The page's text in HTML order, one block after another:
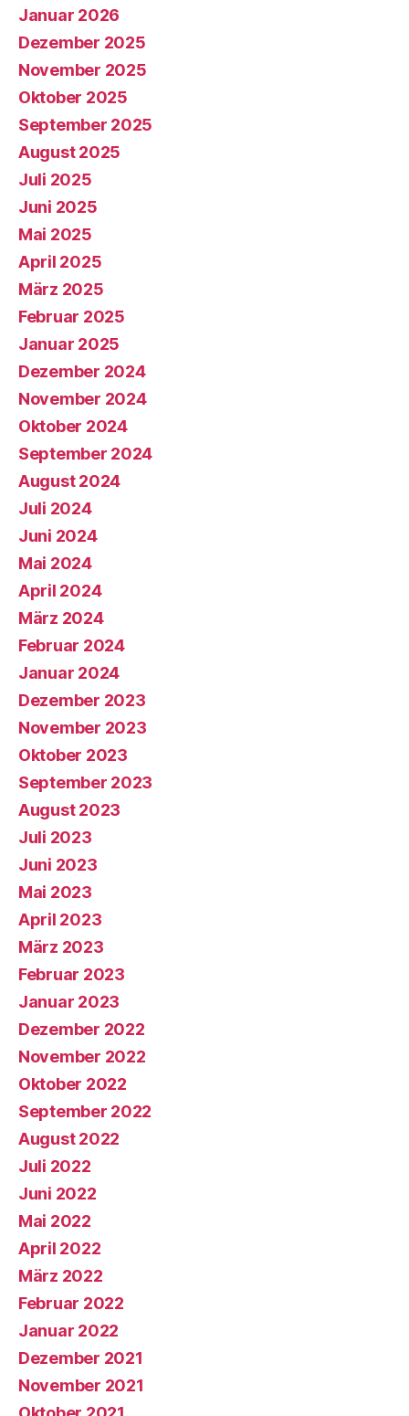
Januar 2026
Dezember 2025
November 2025
Oktober 2025
September 2025
August 2025
Juli 2025
Juni 2025
Mai 2025
April 2025
März 2025
Februar 2025
Januar 2025
Dezember 2024
November 2024
Oktober 2024
September 2024
August 2024
Juli 2024
Juni 2024
Mai 2024
April 2024
März 2024
Februar 2024
Januar 2024
Dezember 2023
November 2023
Oktober 2023
September 2023
August 2023
Juli 2023
Juni 2023
Mai 2023
April 2023
März 2023
Februar 2023
Januar 2023
Dezember 2022
November 2022
Oktober 2022
September 2022
August 2022
Juli 2022
Juni 2022
Mai 2022
April 2022
März 2022
Februar 2022
Januar 2022
Dezember 2021
November 2021